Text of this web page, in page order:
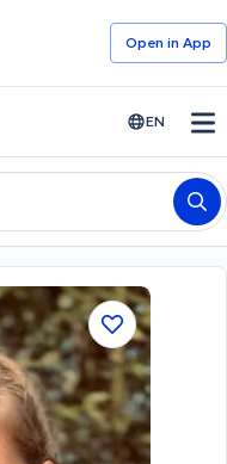
Open in Αpp
EN